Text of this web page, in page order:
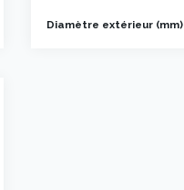
Diamètre extérieur (mm)